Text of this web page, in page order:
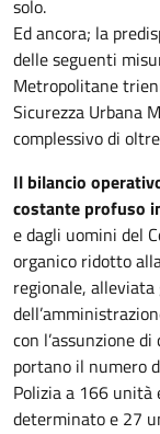
solo.
Ed ancora; la
delle seguenti
Metropolitane
Sicurezza Urbana
complessivo di oltre
Il bilancio
costante profuso
e dagli uomini del
organico ridotto
regionale,
con l’assunzione
portano il numero
Polizia a 166 unità
determinato e 27